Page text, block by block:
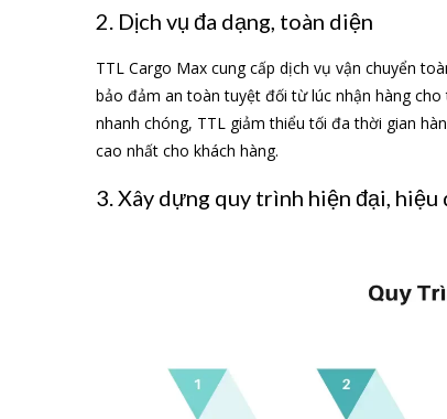
2. Dịch vụ đa dạng, toàn diện
TTL Cargo Max cung cấp dịch vụ vận chuyển
bảo đảm an toàn tuyệt đối từ lúc nhận hàng
nhanh chóng, TTL giảm thiểu tối đa thời gian
cao nhất cho khách hàng.
3. Xây dựng quy trình hiện đại, hiệu